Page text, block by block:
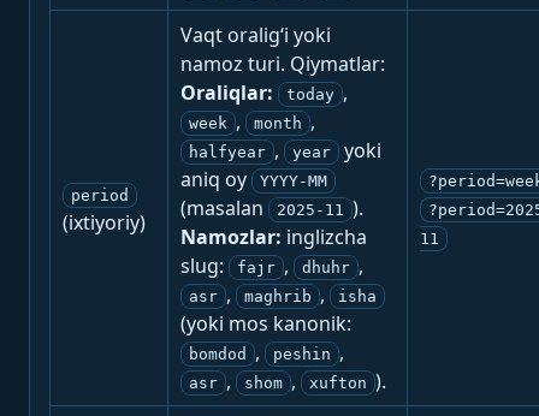
period
(ixtiyoriy)
Vaqt oralig‘i yoki
namoz turi. Qiymatlar:
Oraliqlar:
today ,
week , month ,
halfyear , year
yoki
aniq oy
YYYY-MM
(masalan 2025-11 ).
Namozlar: inglizcha
slug:
fajr , dhuhr ,
asr , maghrib , isha
(yoki mos kanonik:
bomdod , peshin ,
asr , shom , xufton ).
11